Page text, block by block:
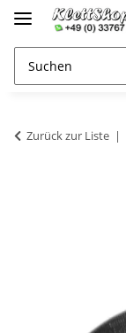
Zurück zur Liste